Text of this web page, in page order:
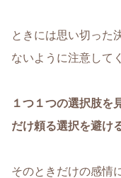
ときには思い切った
ないように注意して
１つ１つの選択肢を
だけ頼る選択を避け
そのときだけの感情